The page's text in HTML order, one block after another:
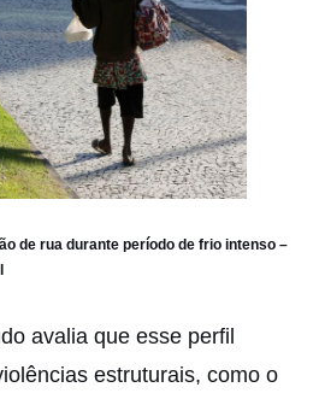
de rua durante período de frio intenso –
avalia que esse perfil
estruturais, como o